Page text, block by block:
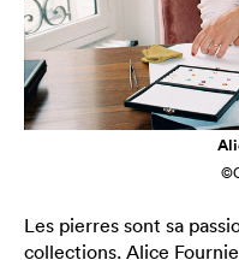
Les pierres sont sa
collections. Alice